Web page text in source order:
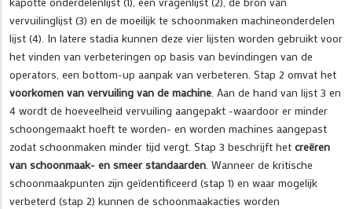
vervuilinglijst (3) en de moeilijk te schoonmaken machineonderdelen
lijst (4). In latere stadia kunnen deze vier lijsten worden gebruikt voor
het vinden van verbeteringen op basis van bevindingen van de
operators, een bottom-up aanpak van verbeteren. Stap 2 omvat het
voorkomen van vervuiling van de machine . Aan de hand van lijst 3 en
4 wordt de hoeveelheid vervuiling aangepakt -waardoor er minder
schoongemaakt hoeft te worden- en worden machines aangepast
zodat schoonmaken minder tijd vergt. Stap 3 beschrijft het creëren
van schoonmaak- en smeer standaarden . Wanneer de kritische
schoonmaakpunten zijn geïdentificeerd (stap 1) en waar mogelijk
verbeterd (stap 2) kunnen de schoonmaakacties worden